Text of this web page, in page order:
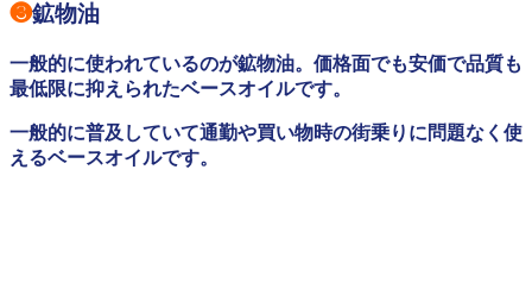
❸鉱物油
一般的に使われているのが鉱物油。価格面でも安価で品質も
最低限に抑えられたベースオイルです。
一般的に普及していて通勤や買い物時の街乗りに問題なく使
えるベースオイルです。